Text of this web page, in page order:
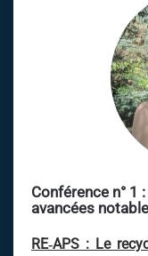
Conférence n° 1
avancées
RE‑APS : Le